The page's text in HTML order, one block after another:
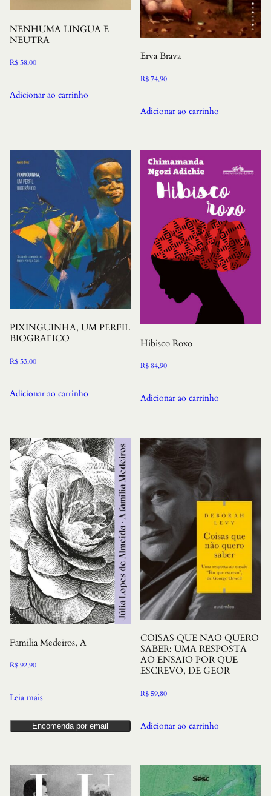
NENHUMA LINGUA E
NEUTRA
R$58,00
Adicionar ao carrinho
Erva Brava
R$74,90
Adicionar ao carrinho
PIXINGUINHA, UM PERFIL
BIOGRAFICO
R$53,00
Adicionar ao carrinho
Hibisco Roxo
R$ 84,90
Adicionar ao carrinho
Familia Medeiros, A
R$92,90
Leia mais
Encomenda por email
COISAS QUE NAO QUERO
SABER: UMA RESPOSTA
AO ENSAIO POR QUE
ESCREVO, DE GEOR
R$59,80
Adicionar ao carrinho